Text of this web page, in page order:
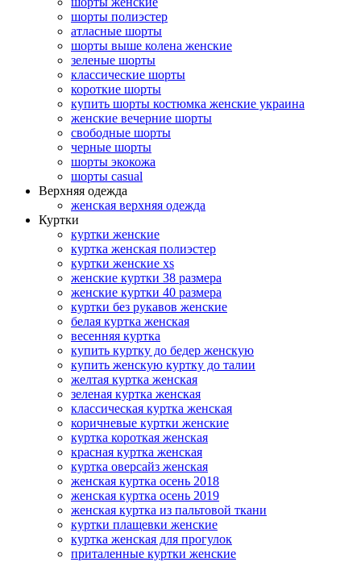
шорты полиэстер
атласные шорты
шорты выше колена женские
зеленые шорты
классические шорты
короткие шорты
купить шорты костюмка женские украина
женские вечерние шорты
свободные шорты
черные шорты
шорты экокожа
шорты casual
Верхняя одежда
женская верхняя одежда
Куртки
куртки женские
куртка женская полиэстер
куртки женские xs
женские куртки 38 размера
женские куртки 40 размера
куртки без рукавов женские
белая куртка женская
весенняя куртка
купить куртку до бедер женскую
купить женскую куртку до талии
желтая куртка женская
зеленая куртка женская
классическая куртка женская
коричневые куртки женские
куртка короткая женская
красная куртка женская
куртка оверсайз женская
женская куртка осень 2018
женская куртка осень 2019
женская куртка из пальтовой ткани
куртки плащевки женские
куртка женская для прогулок
приталенные куртки женские